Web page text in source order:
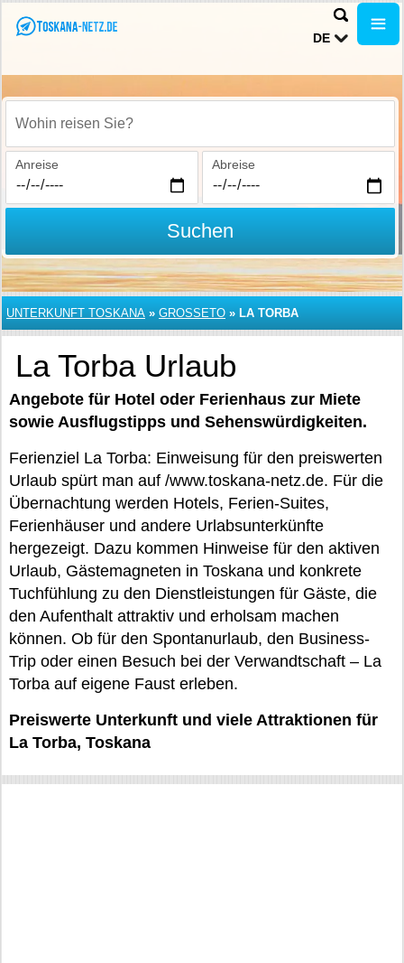
DE
Wohin reisen Sie?
Anreise Abreise
Suchen
UNTERKUNFT TOSKANA » GROSSETO » LA TORBA
La Torba Urlaub
Angebote für Hotel oder Ferienhaus zur Miete
sowie Ausflugstipps und Sehenswürdigkeiten.
Ferienziel La Torba: Einweisung für den preiswerten
Urlaub spürt man auf /www.toskana-netz.de. Für die
Übernachtung werden Hotels, Ferien-Suites,
Ferienhäuser und andere Urlabsunterkünfte
hergezeigt. Dazu kommen Hinweise für den aktiven
Urlaub, Gästemagneten in Toskana und konkrete
Tuchfühlung zu den Dienstleistungen für Gäste, die
den Aufenthalt attraktiv und erholsam machen
können. Ob für den Spontanurlaub, den Business-
Trip oder einen Besuch bei der Verwandtschaft – La
Torba auf eigene Faust erleben.
Preiswerte Unterkunft und viele Attraktionen für
La Torba, Toskana